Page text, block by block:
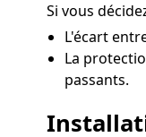
Si vous
L'écart
La
passants.